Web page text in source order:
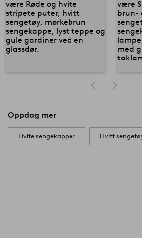
Oppdag mer
Hvite sengekapper Hvitt